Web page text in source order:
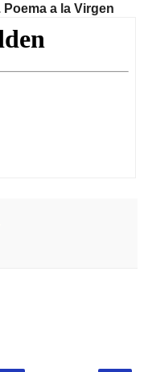
a la Virgen